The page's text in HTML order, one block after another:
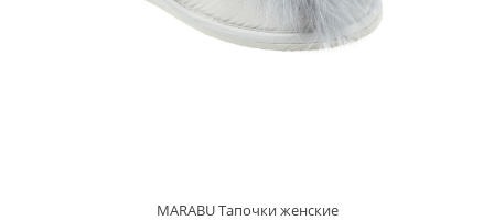
MARABU Тапочки женские